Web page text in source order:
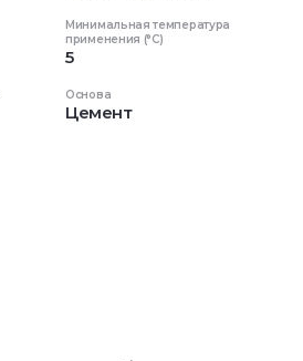
Минимальная температура
применения (°C)
5
Основа
Цемент